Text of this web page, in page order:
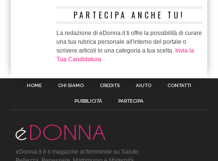
PARTECIPA ANCHE TU!
La redazione di eDonna.it ti offre la possibilità di curare
una tua rubrica personale all'interno del portale o
scrivere articoli in una categoria a tua scelta. Invia la
Tua Candidatura
HOME CHI SIAMO CREDITS AIUTO CONTATTI
PUBBLICITÀ PARTECIPA
eDonna.it è il magazine al femminile su Salute,